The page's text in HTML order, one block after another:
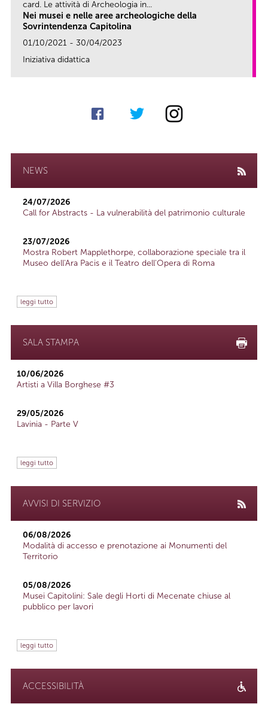
card. Le attività di Archeologia in...
Nei musei e nelle aree archeologiche della
Sovrintendenza Capitolina
01/10/2021 - 30/04/2023
Iniziativa didattica
NEWS
24/07/2026
Call for Abstracts - La vulnerabilità del patrimonio culturale
23/07/2026
Mostra Robert Mapplethorpe, collaborazione speciale tra il
Museo dell'Ara Pacis e il Teatro dell'Opera di Roma
leggi tutto
SALA STAMPA
10/06/2026
Artisti a Villa Borghese #3
29/05/2026
Lavinia - Parte V
leggi tutto
AVVISI DI SERVIZIO
06/08/2026
Modalità di accesso e prenotazione ai Monumenti del
Territorio
05/08/2026
Musei Capitolini: Sale degli Horti di Mecenate chiuse al
pubblico per lavori
leggi tutto
ACCESSIBILITÀ